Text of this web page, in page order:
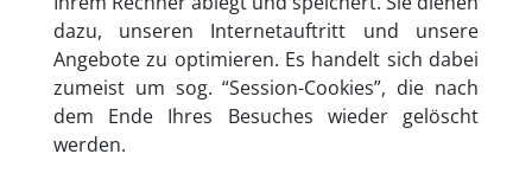
dazu, unseren Internetauftritt und unsere
Angebote zu optimieren. Es handelt sich dabei
zumeist um sog. “Session-Cookies”, die nach
dem Ende Ihres Besuches wieder gelöscht
werden.